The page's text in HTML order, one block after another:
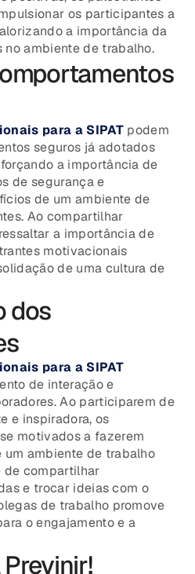
os participantes a
a importância da
ambiente de trabalho.
para a SIPATpodem
seguros já adotados
a importância de
de segurança e
de um ambiente de
Ao compartilhar
a importância de
motivacionais
de uma cultura de
dos
para a SIPAT
de interação e
Ao participarem de
e inspiradora, os
motivados a fazerem
ambiente de trabalho
de compartilhar
e trocar ideias com o
de trabalho promove
o engajamento e a